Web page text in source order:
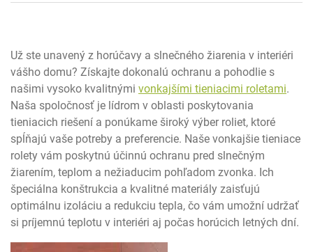
Už ste unavený z horúčavy a slnečného žiarenia v interiéri
vášho domu? Získajte dokonalú ochranu a pohodlie s
našimi vysoko kvalitnými vonkajšími tieniacimi roletami.
Naša spoločnosť je lídrom v oblasti poskytovania
tieniacich riešení a ponúkame široký výber roliet, ktoré
spĺňajú vaše potreby a preferencie. Naše vonkajšie tieniace
rolety vám poskytnú účinnú ochranu pred slnečným
žiarením, teplom a nežiaducim pohľadom zvonka. Ich
špeciálna konštrukcia a kvalitné materiály zaisťujú
optimálnu izoláciu a redukciu tepla, čo vám umožní udržať
si príjemnú teplotu v interiéri aj počas horúcich letných dní.